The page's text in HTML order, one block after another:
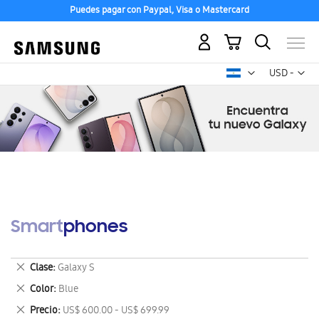
Puedes pagar con Paypal, Visa o Mastercard
USD -
dólar
Mi carrito
Smartphones
Clase Galaxy S
Eliminar
este
artículo
Color Blue
Eliminar
este
Precio US$ 600.00 - US$ 699.99
Eliminar